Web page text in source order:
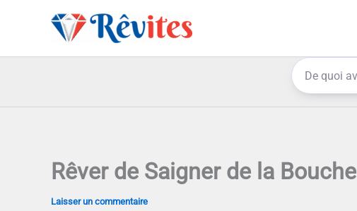
Rêver de Saigner de la Bouche
Laisser un commentaire